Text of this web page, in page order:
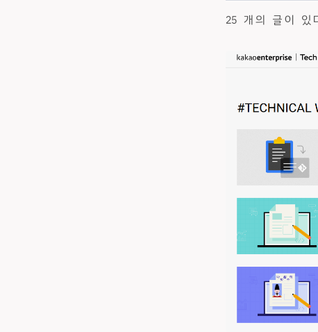
25 개의 글이